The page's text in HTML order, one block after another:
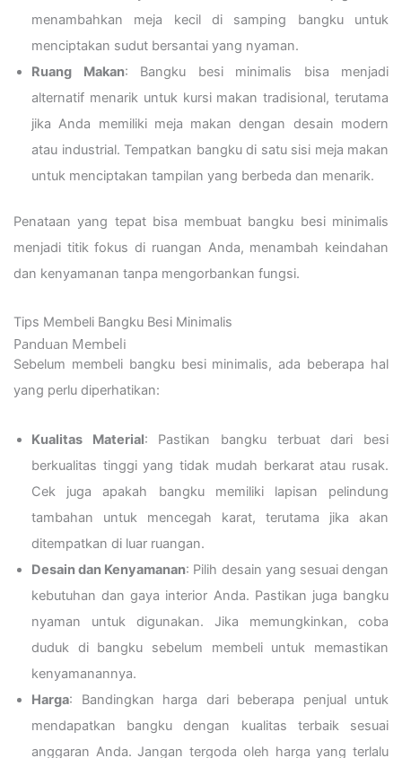
menambahkan meja kecil di samping bangku untuk
menciptakan sudut bersantai yang nyaman.
Ruang Makan: Bangku besi minimalis bisa menjadi
alternatif menarik untuk kursi makan tradisional, terutama
jika Anda memiliki meja makan dengan desain modern
atau industrial. Tempatkan bangku di satu sisi meja makan
untuk menciptakan tampilan yang berbeda dan menarik.
Penataan yang tepat bisa membuat bangku besi minimalis
menjadi titik fokus di ruangan Anda, menambah keindahan
dan kenyamanan tanpa mengorbankan fungsi.
Tips Membeli Bangku Besi Minimalis
Panduan Membeli
Sebelum membeli bangku besi minimalis, ada beberapa hal
yang perlu diperhatikan:
Kualitas Material: Pastikan bangku terbuat dari besi
berkualitas tinggi yang tidak mudah berkarat atau rusak.
Cek juga apakah bangku memiliki lapisan pelindung
tambahan untuk mencegah karat, terutama jika akan
ditempatkan di luar ruangan.
Desain dan Kenyamanan: Pilih desain yang sesuai dengan
kebutuhan dan gaya interior Anda. Pastikan juga bangku
nyaman untuk digunakan. Jika memungkinkan, coba
duduk di bangku sebelum membeli untuk memastikan
kenyamanannya.
Harga: Bandingkan harga dari beberapa penjual untuk
mendapatkan bangku dengan kualitas terbaik sesuai
anggaran Anda. Jangan tergoda oleh harga yang terlalu